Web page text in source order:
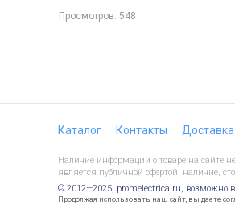
Просмотров: 548
Каталог Контакты Доставка
Наличие информации о товаре на сайте
является публичной офертой, наличие,
© 2012—2025, promelectrica.ru, возможно
Продолжая использовать наш сайт, вы даете